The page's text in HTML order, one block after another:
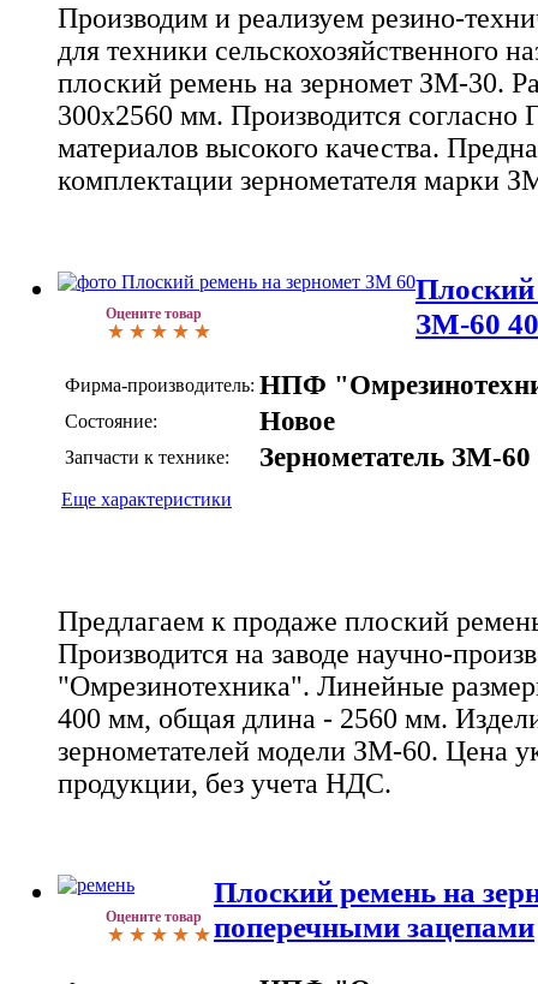
Производим и реализуем резино-
для техники сельскохозяйственного
плоский ремень на зерномет ЗМ-30.
300х2560 мм. Производится
материалов высокого качества.
комплектации зернометателя марки
Оцените товар
Плоский
ЗМ-60
Фирма-производитель: НПФ
Состояние: Новое
Запчасти к технике: Зернометатель ЗМ-60
Еще характеристики
Предлагаем к продаже плоский
Производится на заводе научно-
"Омрезинотехника". Линейные
400 мм, общая длина - 2560 мм.
зернометателей модели ЗМ-60. Цена
продукции, без учета НДС.
Оцените товар
Плоский ремень на
поперечными зацепами